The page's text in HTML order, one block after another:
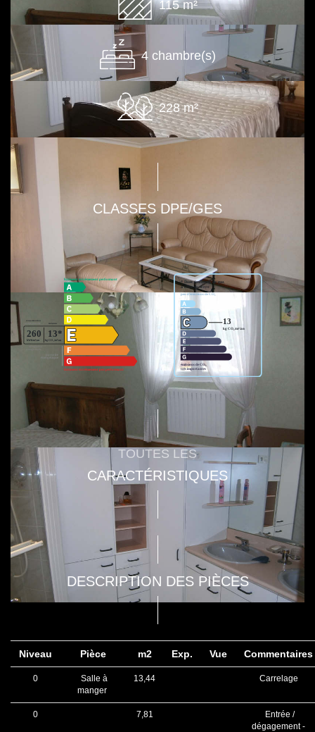
115 m²
4 chambre(s)
228 m²
CLASSES DPE/GES
TOUTES LES
CARACTÉRISTIQUES
DESCRIPTION DES PIÈCES
Niveau Pièce m2 Exp. Vue Commentaires
0
Salle à
manger
13,44 Carrelage
0 7,81
Entrée /
dégagement -